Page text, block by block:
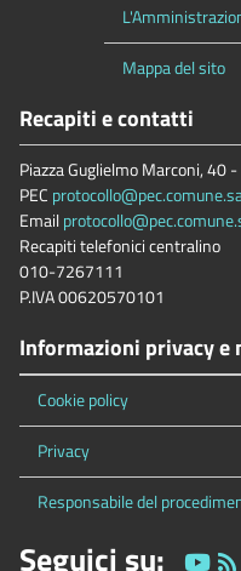
Mappa del sito
Recapiti e contatti
Piazza Guglielmo Marconi, 40
PEC
Email
Recapiti telefonici centralino
010-7267111
P.IVA 00620570101
Informazioni privacy e
Cookie policy
Privacy
Responsabile del
Seguici su: